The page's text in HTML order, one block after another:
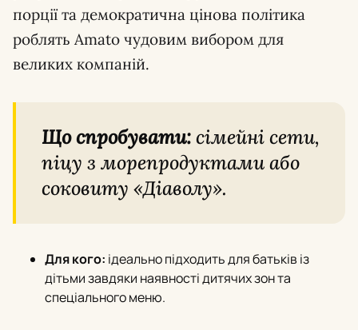
порції та демократична цінова політика
роблять Amato чудовим вибором для
великих компаній.
Що спробувати:сімейні сети,
піцу з морепродуктами або
соковиту «Діаволу».
Для кого: ідеально підходить для батьків із
дітьми завдяки наявності дитячих зон та
спеціального меню.